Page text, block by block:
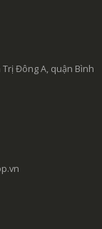
Đông A, quận Bình